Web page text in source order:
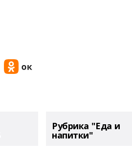
Рубрика "Еда и
напитки"